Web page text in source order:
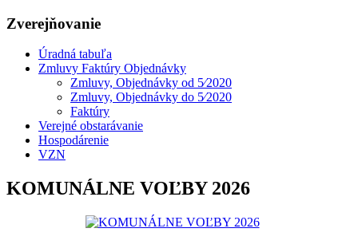
Zverejňovanie
Úradná tabuľa
Zmluvy Faktúry Objednávky
Zmluvy, Objednávky od 5⁄2020
Zmluvy, Objednávky do 5⁄2020
Faktúry
Verejné obstarávanie
Hospodárenie
VZN
KOMUNÁLNE VOĽBY 2026